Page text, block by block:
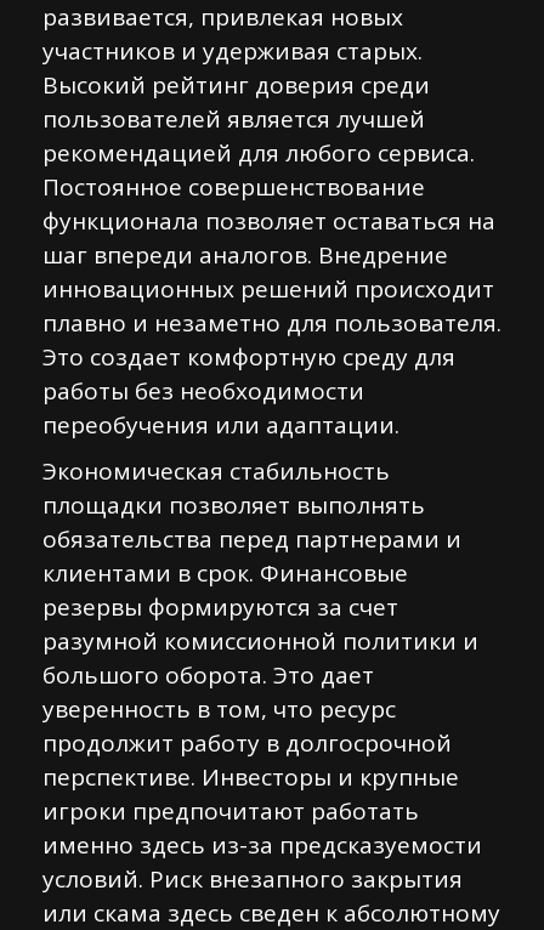
развивается, привлекая новых
участников и удерживая старых.
Высокий рейтинг доверия среди
пользователей является лучшей
рекомендацией для любого сервиса.
Постоянное совершенствование
функционала позволяет оставаться на
шаг впереди аналогов. Внедрение
инновационных решений происходит
плавно и незаметно для пользователя.
Это создает комфортную среду для
работы без необходимости
переобучения или адаптации.
Экономическая стабильность
площадки позволяет выполнять
обязательства перед партнерами и
клиентами в срок. Финансовые
резервы формируются за счет
разумной комиссионной политики и
большого оборота. Это дает
уверенность в том, что ресурс
продолжит работу в долгосрочной
перспективе. Инвесторы и крупные
игроки предпочитают работать
именно здесь из-за предсказуемости
условий. Риск внезапного закрытия
или скама здесь сведен к абсолютному